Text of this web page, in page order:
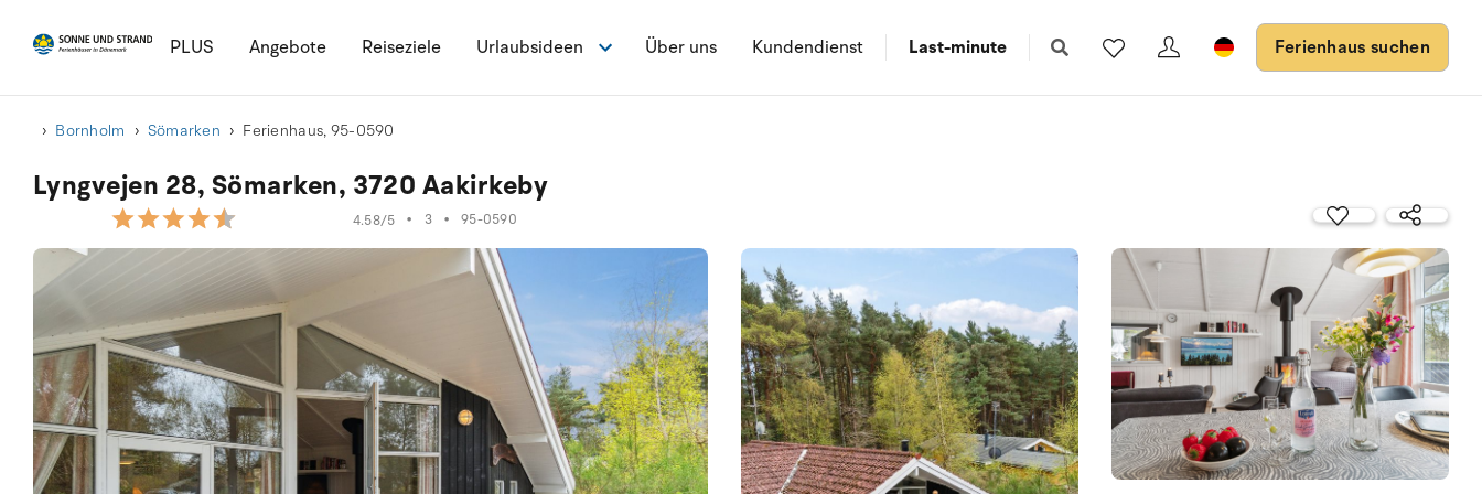
PLUS Angebote Reiseziele Urlaubsideen Über uns Kundendienst Last-minute Ferienhaus suchen
Bornholm Sömarken Ferienhaus, 95-0590
Lyngvejen 28, Sömarken, 3720 Aakirkeby
4.58/5 • 3 • 95-0590